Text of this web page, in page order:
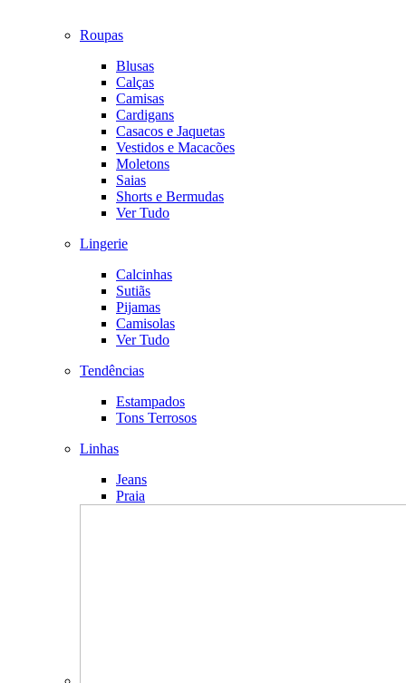
Roupas
Blusas
Calças
Camisas
Cardigans
Casacos e Jaquetas
Vestidos e Macacões
Moletons
Saias
Shorts e Bermudas
Ver Tudo
Lingerie
Calcinhas
Sutiãs
Pijamas
Camisolas
Ver Tudo
Tendências
Estampados
Tons Terrosos
Linhas
Jeans
Praia